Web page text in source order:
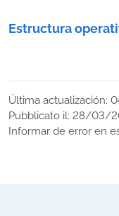
Estructura
Última actualización:
Pubblicato il: 28/03/
Informar de error en